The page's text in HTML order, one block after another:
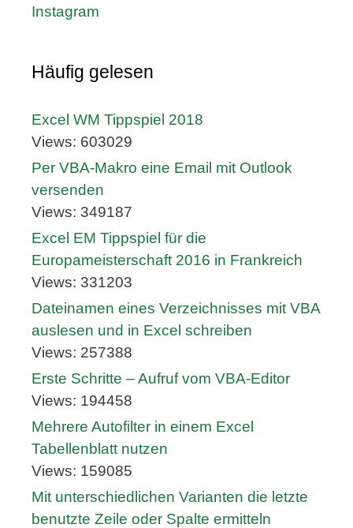
Instagram
Häufig gelesen
Excel WM Tippspiel 2018
Views: 603029
Per VBA-Makro eine Email mit Outlook
versenden
Views: 349187
Excel EM Tippspiel für die
Europameisterschaft 2016 in Frankreich
Views: 331203
Dateinamen eines Verzeichnisses mit VBA
auslesen und in Excel schreiben
Views: 257388
Erste Schritte – Aufruf vom VBA-Editor
Views: 194458
Mehrere Autofilter in einem Excel
Tabellenblatt nutzen
Views: 159085
Mit unterschiedlichen Varianten die letzte
benutzte Zeile oder Spalte ermitteln